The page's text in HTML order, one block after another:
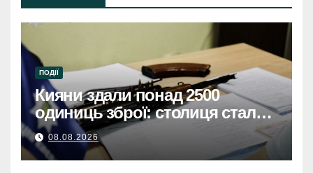
ПОДІЇ
Кияни здали понад 2500
одиниць зброї: столиця стала
безпечнішою
08.08.2026